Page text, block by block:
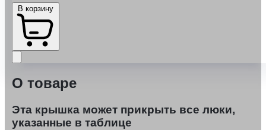
О товаре
Эта крышка может прикрыть все люки,
указанные в таблице